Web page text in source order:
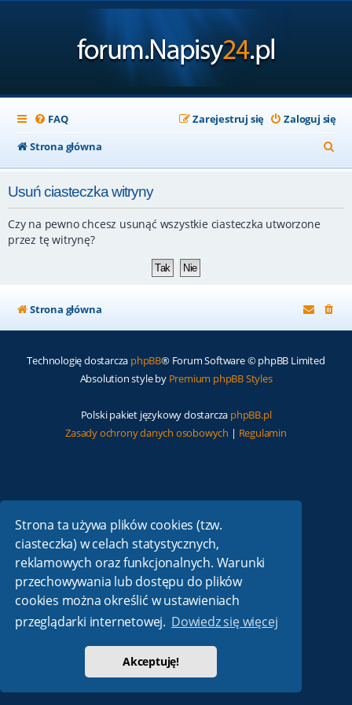
Strona ta używa plików cookies (tzw.
ciasteczka) w celach statystycznych,
reklamowych oraz funkcjonalnych. Warunki
przechowywania lub dostępu do plików
cookies można określić w ustawieniach
przeglądarki internetowej. Dowiedz się więcej
Akceptuję!
FAQ Zaloguj się
Zarejestruj się
Strona główna
z
Usuń ciasteczka witryny
Czy na pewno chcesz usunąć wszystkie ciasteczka utworzone
przez tę witrynę?
Strona główna
Technologię dostarcza phpBB® Forum Software © phpBB Limited
Absolution style by Premium phpBB Styles
Polski pakiet językowy dostarcza phpBB.pl
Zasady ochrony danych osobowych | Regulamin